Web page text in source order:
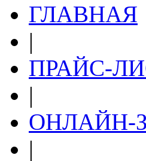
ГЛАВНАЯ
|
ПРАЙС-
|
ОНЛАЙН-
|